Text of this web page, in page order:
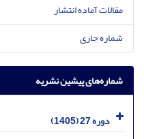
مقالات آماده انتشار
شماره جاری
شماره‌های پیشین نشریه
دوره 27 (1405)